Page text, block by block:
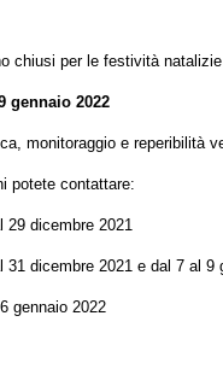
chiusi per le festività
gennaio 2022
monitoraggio e reperibilità
potete contattare:
2021
2021 e dal 7 al 9
2022